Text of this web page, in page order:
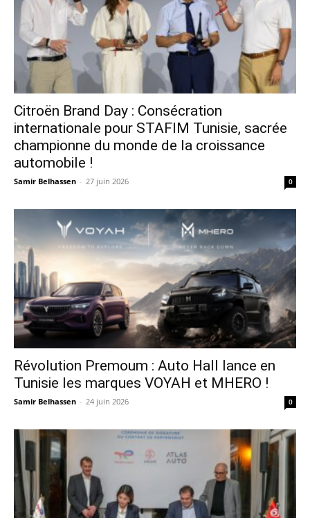
Citroën Brand Day : Consécration
internationale pour STAFIM Tunisie, sacrée
championne du monde de la croissance
automobile !
Samir Belhassen - 27 juin 2026 0
Révolution Premoum : Auto Hall lance en
Tunisie les marques VOYAH et MHERO !
Samir Belhassen - 24 juin 2026 0